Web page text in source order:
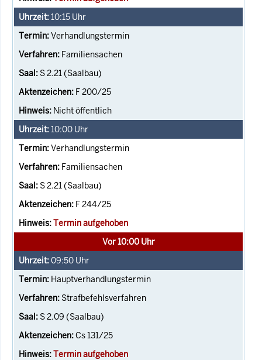
10:15 Uhr
Verhandlungstermin
Familiensachen
S 2.21 (Saalbau)
F 200/25
Nicht öffentlich
10:00 Uhr
Verhandlungstermin
Familiensachen
S 2.21 (Saalbau)
F 244/25
Termin aufgehoben
Vor 10:00 Uhr
09:50 Uhr
Hauptverhandlungstermin
Strafbefehlsverfahren
S 2.09 (Saalbau)
Cs 131/25
Termin aufgehoben